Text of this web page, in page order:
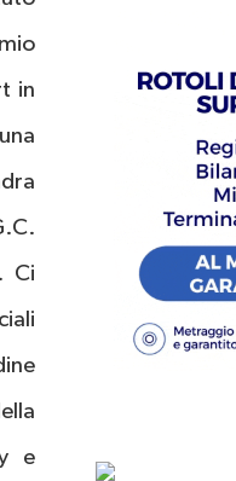
in
Ci
e